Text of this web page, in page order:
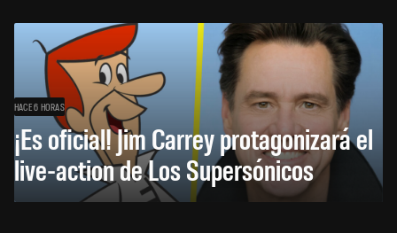
HACE 6 HORAS
¡Es oficial! Jim Carrey protagonizará el
live-action de Los Supersónicos